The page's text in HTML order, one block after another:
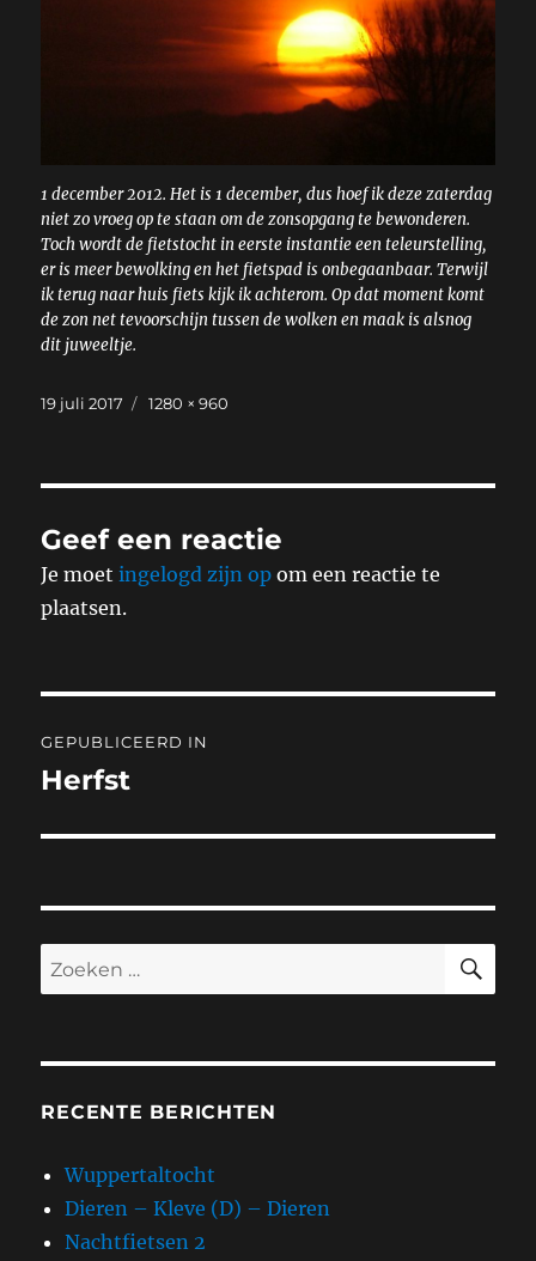
1 december 2012. Het is 1 december, dus hoef ik deze zaterdag
niet zo vroeg op te staan om de zonsopgang te bewonderen.
Toch wordt de fietstocht in eerste instantie een teleurstelling,
er is meer bewolking en het fietspad is onbegaanbaar. Terwijl
ik terug naar huis fiets kijk ik achterom. Op dat moment komt
de zon net tevoorschijn tussen de wolken en maak is alsnog
dit juweeltje.
Geplaatst
19 juli 2017
Volledige
1280 × 960
Geef een reactie
Je moetingelogd zijn op om een reactie te
plaatsen.
navigatie
GEPUBLICEERD IN
Herfst
Zoeken
naar:
RECENTE BERICHTEN
Wuppertaltocht
Dieren – Kleve (D) – Dieren
Nachtfietsen 2